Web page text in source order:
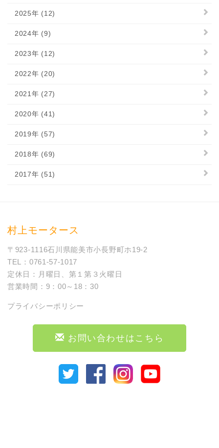
2025年 (12)
2024年 (9)
2023年 (12)
2022年 (20)
2021年 (27)
2020年 (41)
2019年 (57)
2018年 (69)
2017年 (51)
村上モータース
〒923-1116石川県能美市小長野町ホ19-2
TEL：0761-57-1017
定休日：月曜日、第１第３火曜日
営業時間：9：00～18：30
プライバシーポリシー
お問い合わせはこちら